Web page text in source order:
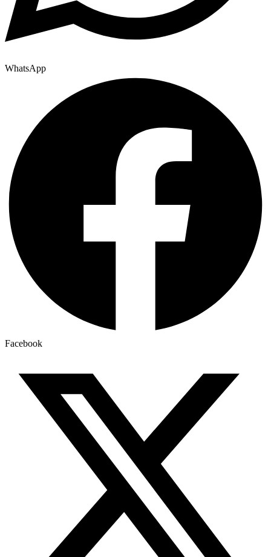
WhatsApp
Facebook